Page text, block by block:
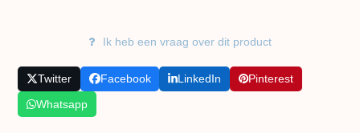
Ik heb een vraag over dit product
Twitter Facebook LinkedIn
Pinterest
Whatsapp